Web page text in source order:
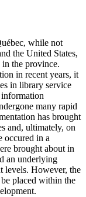
while not
the United States,
the province.
in recent years, it
in library service
information
many rapid
has brought
and, ultimately, on
occured in a
brought about in
an underlying
levels. However, the
placed within the